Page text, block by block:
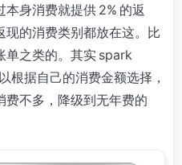
身消费就提供 2% 的返
的消费类别都放在这。比
单之类的。其实 spark
根据自己的消费金额选择，
费不多，降级到无年费的